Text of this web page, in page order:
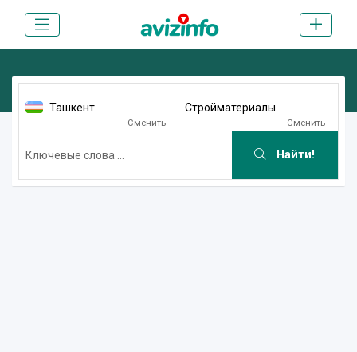
Ташкент
Сменить
Стройматериалы
Сменить
Найти!